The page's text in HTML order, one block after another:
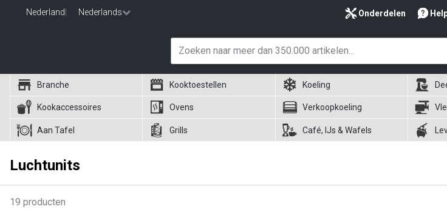
Nederland Nederlands Onderdelen
Branche Kooktoestellen Koeling
Kookaccessoires Ovens Verkoopkoeling
Aan Tafel Grills Café, IJs & Wafels
Luchtunits
19 producten